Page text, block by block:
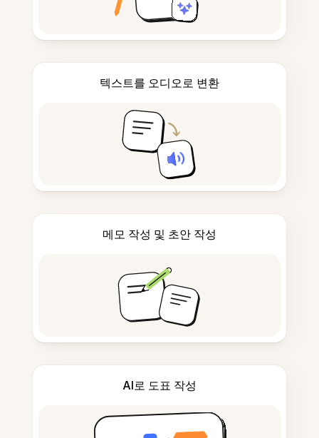
텍스트를 오디오로 변환
메모 작성 및 초안 작성
AI로 도표 작성